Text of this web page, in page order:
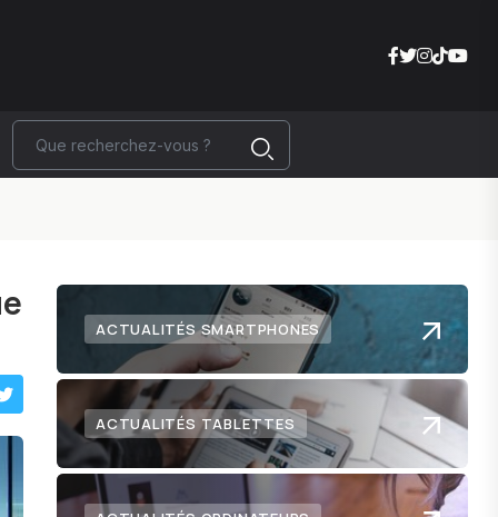
ACTUALITÉS SMARTPHONES
ACTUALITÉS TABLETTES